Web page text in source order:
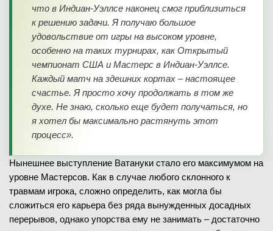
что в Индиан-Уэллсе наконец смог приблизиться
к решению задачи. Я получаю большое
удовольствие от игры на высоком уровне,
особенно на таких турнирах, как Открытый
чемпионат США и Мастерс в Индиан-Уэллсе.
Каждый матч на здешних кортах – настоящее
счастье. Я просто хочу продолжать в том же
духе. Не знаю, сколько еще будет получаться, но
я хотел бы максимально растянуть этот
процесс».
Нынешнее выступление Ватануки стало его максимумом на
уровне Мастерсов. Как в случае любого склонного к
травмам игрока, сложно определить, как могла бы
сложиться его карьера без ряда вынужденных досадных
перерывов, однако упорства ему не занимать – достаточно